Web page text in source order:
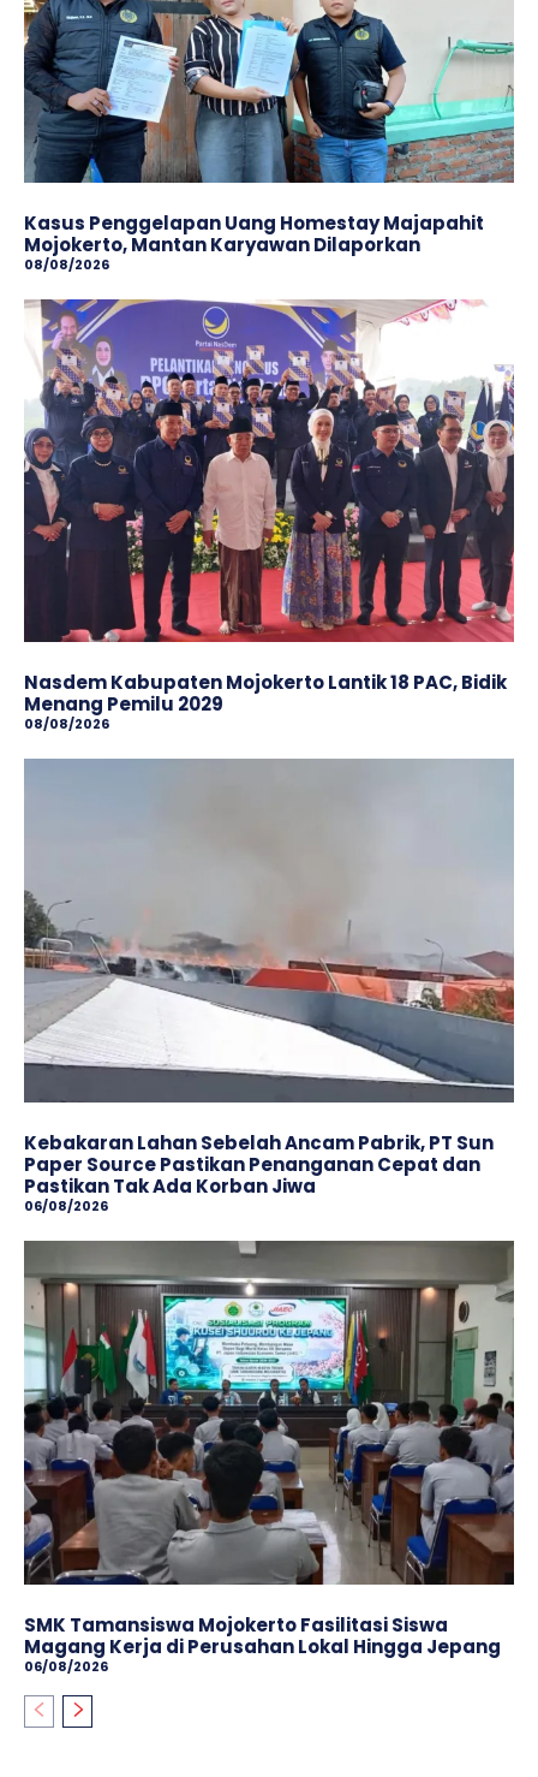
Kasus Penggelapan Uang Homestay Majapahit
Mojokerto, Mantan Karyawan Dilaporkan
08/08/2026
Nasdem Kabupaten Mojokerto Lantik 18 PAC, Bidik
Menang Pemilu 2029
08/08/2026
Kebakaran Lahan Sebelah Ancam Pabrik, PT Sun
Paper Source Pastikan Penanganan Cepat dan
Pastikan Tak Ada Korban Jiwa
06/08/2026
SMK Tamansiswa Mojokerto Fasilitasi Siswa
Magang Kerja di Perusahan Lokal Hingga Jepang
06/08/2026